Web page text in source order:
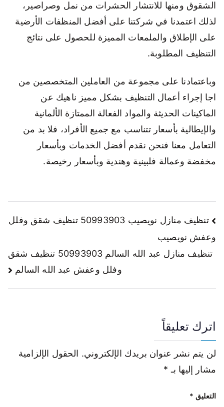
الشقوق ومنها للانتشار الحشرات من نمل وصراصير،
لذلك اعتمدنا في شركتنا على أفضل المنظفات الأرضية
على الإطلاق والملمعات المميزة للحصول على نتائج
التنظيف المطلوبة.
وباعتمادنا على مجموعة من العاملين المتخصصين من
اجا إجراء أعمال التنظيف بشكل مميز ناهيك عن
الماكينات الحديثة والمواد الفعالة الممتازة الألمانية
والإيطالية بأسعار تتناسب مع جميع الأفراد، فلا بد من
التعامل معنا فنحن نقدم أفضل الخدمات وبأسعار
مخفضة وعمالة فلبينية وهندية وبأسعار رخيصة.
تنظيف منازل نويصيب 50993903 تنظيف شقق وفلل
وعفش نويصيب
تنظيف منازل عبد الله السالم 50993903 تنظيف شقق
وفلل وعفش عبد الله السالم
اترك تعليقاً
لن يتم نشر عنوان بريدك الإلكتروني. الحقول الإلزامية
مشار إليها بـ *
التعليق *